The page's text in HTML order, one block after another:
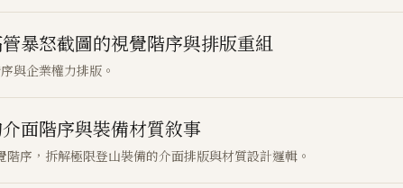
暴怒截圖的視覺階序與排版重組
與企業權力排版。
面階序與裝備材質敘事
序，拆解極限登山裝備的介面排版與材質設計邏輯。